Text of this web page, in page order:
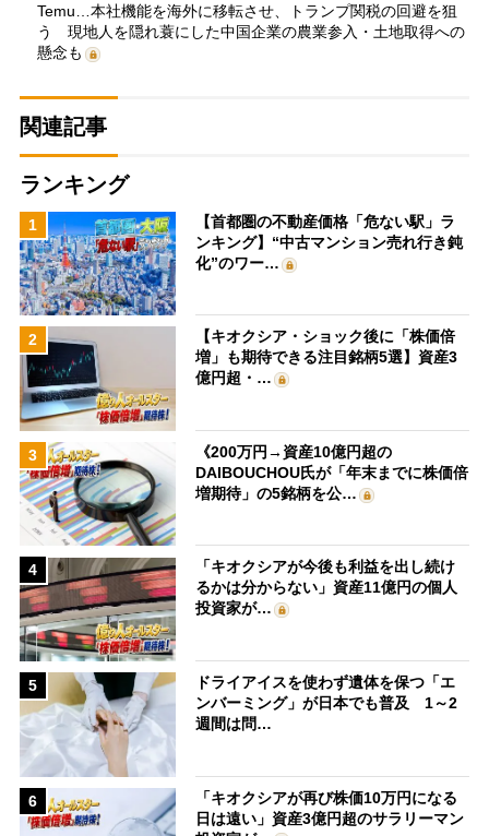
Temu…本社機能を海外に移転させ、トランプ関税の回避を狙
う 現地人を隠れ蓑にした中国企業の農業参入・土地取得への
懸念も
関連記事
ランキング
1
【首都圏の不動産価格「危ない駅」ラ
ンキング】“中古マンション売れ行き鈍
化”のワー…
2
【キオクシア・ショック後に「株価倍
増」も期待できる注目銘柄5選】資産3
億円超・…
3
《200万円→資産10億円超の
DAIBOUCHOU氏が「年末までに株価倍
増期待」の5銘柄を公…
4
「キオクシアが今後も利益を出し続け
るかは分からない」資産11億円の個人
投資家が…
5
ドライアイスを使わず遺体を保つ「エ
ンバーミング」が日本でも普及 1～2
週間は問…
6
「キオクシアが再び株価10万円になる
日は遠い」資産3億円超のサラリーマン